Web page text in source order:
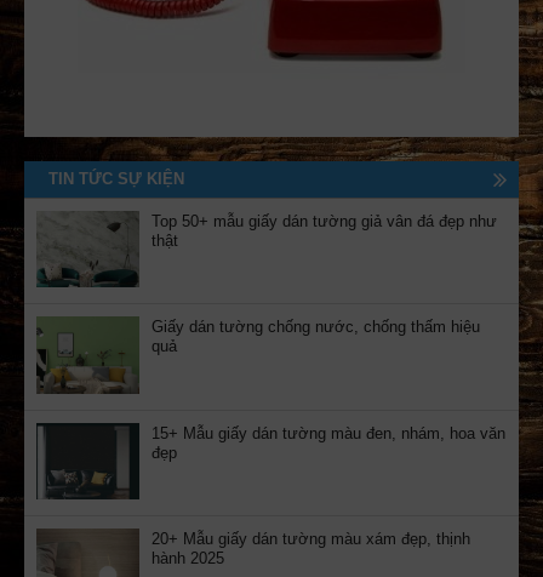
TIN TỨC SỰ KIỆN
Top 50+ mẫu giấy dán tường giả vân đá đẹp như
thật
Giấy dán tường chống nước, chống thấm hiệu
quả
15+ Mẫu giấy dán tường màu đen, nhám, hoa văn
đẹp
20+ Mẫu giấy dán tường màu xám đẹp, thịnh
hành 2025